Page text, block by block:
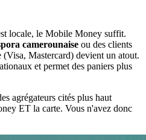
locale, le Mobile Money suffit.
camerounaise ou des clients
(Visa, Mastercard) devient un atout.
et permet des paniers plus
agrégateurs cités plus haut
ET la carte. Vous n'avez donc